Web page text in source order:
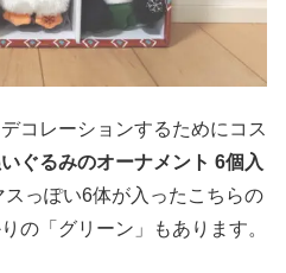
コレーションするためにコス
いぐるみのオーナメント 6個入
スっぽい6体が入ったこちらの
の「グリーン」もあります。